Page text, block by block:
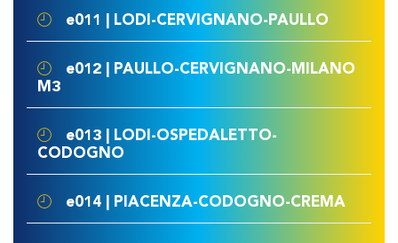
e011 | LODI-CERVIGNANO-PAULLO
e012 | PAULLO-CERVIGNANO-MILANO
M3
e013 | LODI-OSPEDALETTO-
CODOGNO
e014 | PIACENZA-CODOGNO-CREMA